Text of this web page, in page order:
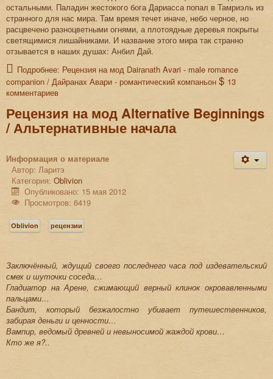
остальными. Паладин жестокого бога Дариасса попал в Тамриэль из
странного для нас мира. Там время течет иначе, небо черное, но
расцвечено разноцветными огнями, а плотоядные деревья покрыты
светящимися лишайниками. И название этого мира так странно
отзывается в наших душах: Анбил Дай.
Подробнее: Рецензия на мод Dairаnath Avari - male romance
companion / Дайранах Авари - романтический компаньон
13
комментариев
Рецензия на мод Alternative Beginnings
/ Альтернативные начала
Информация о материале
Автор: Ларитэ
Категория: Oblivion
Опубликовано: 15 мая 2012
Просмотров: 6419
Oblivion рецензии
Заключённый, ждущий своего последнего часа под издевательский
смех и шуточки соседа…
Гладиатор на Арене, сжимающий верный клинок окровавленными
пальцами…
Бандит, который безжалостно убивает путешественников,
забирая деньги и ценности…
Вампир, ведомый древней и невыносимой жаждой крови…
Кто же я?..